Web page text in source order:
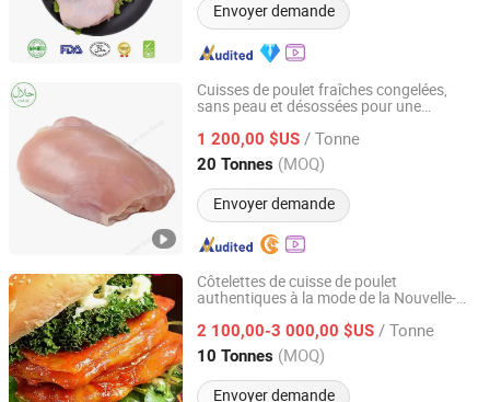
Envoyer demande
Cuisses de poulet fraîches congelées,
sans peau et désossées pour une
1 200,00 $US / Tonne
20 Tonnes (MOQ)
Envoyer demande
QINGDAO YUM NEW GROUP CO., LTD.
Shandong, China Depuis 2025
Côtelettes de cuisse de poulet
authentiques à la mode de la Nouvelle-
2 100,00-3 000,00 $US / Tonne
10 Tonnes (MOQ)
Envoyer demande
Pintong International Trade (Qingdao) Co, Ltd.
Shandong, China Depuis 2025